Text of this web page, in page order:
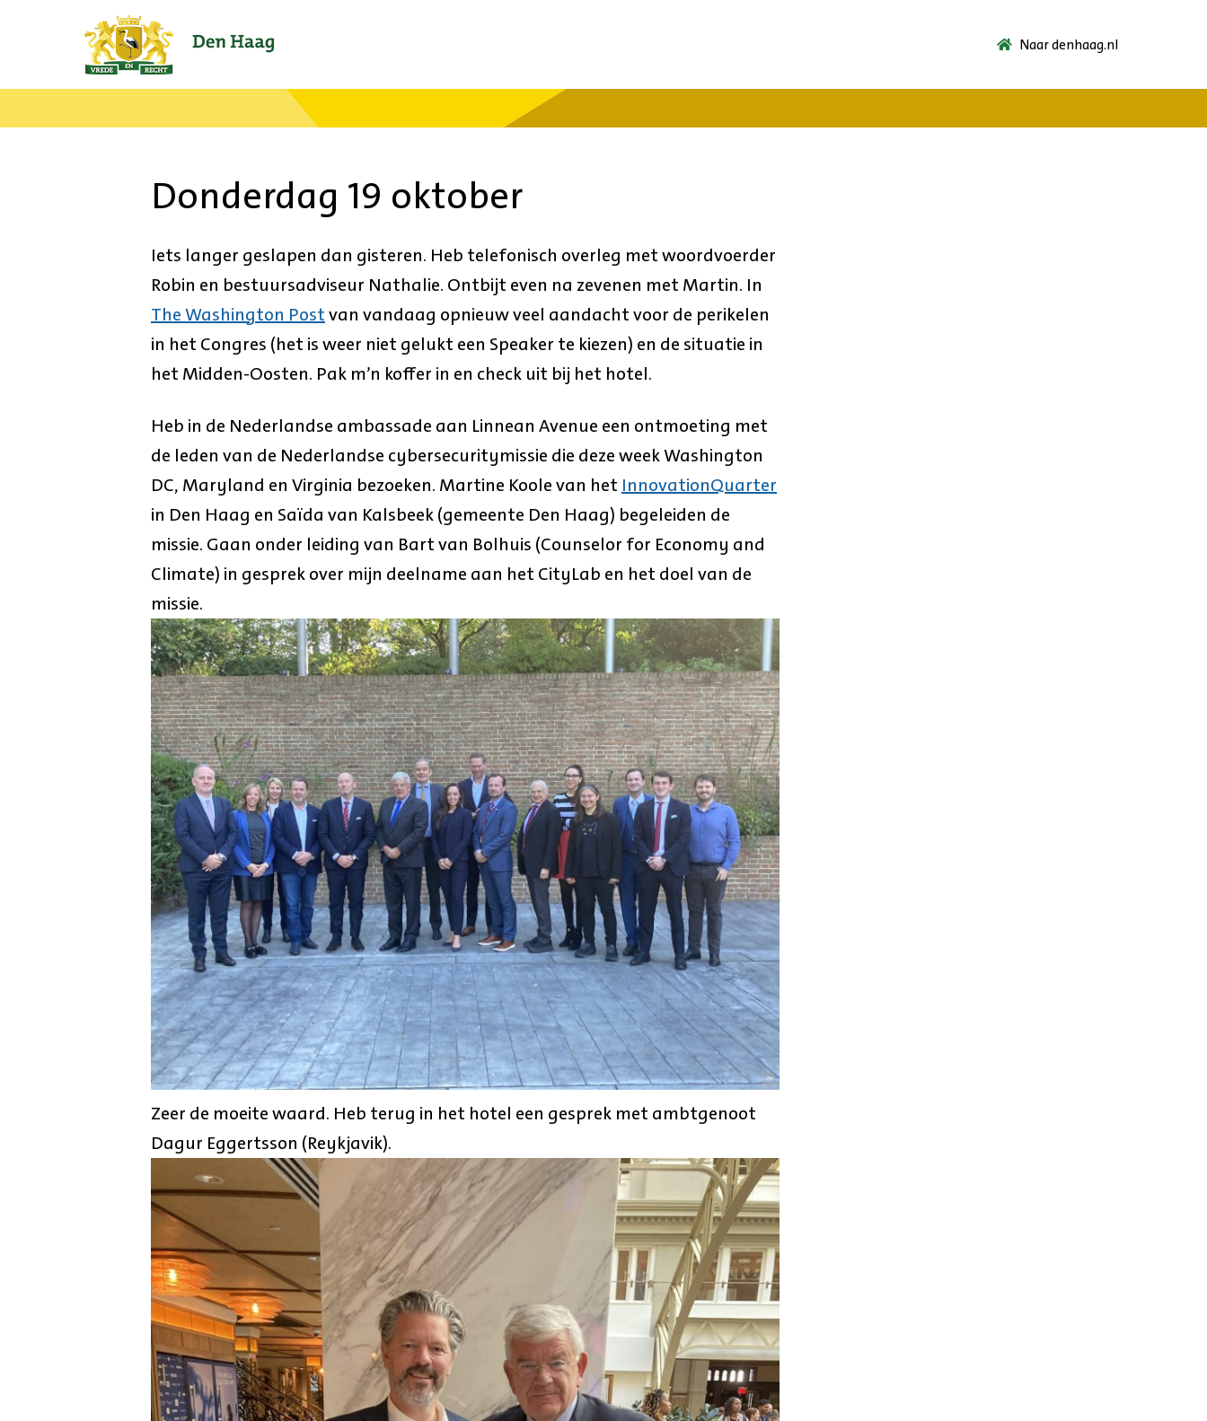
Ga
naar
de
Naar denhaag.nl
Donderdag 19 oktober
Iets langer geslapen dan gisteren. Heb telefonisch overleg met woordvoerder
Robin en bestuursadviseur Nathalie. Ontbijt even na zevenen met Martin. In
The Washington Postvan vandaag opnieuw veel aandacht voor de perikelen
in het Congres (het is weer niet gelukt een Speaker te kiezen) en de situatie in
het Midden-Oosten. Pak m’n koffer in en check uit bij het hotel.
Heb in de Nederlandse ambassade aan Linnean Avenue een ontmoeting met
de leden van de Nederlandse cybersecuritymissie die deze week Washington
DC, Maryland en Virginia bezoeken. Martine Koole van het InnovationQuarter
in Den Haag en Saïda van Kalsbeek (gemeente Den Haag) begeleiden de
missie. Gaan onder leiding van Bart van Bolhuis (Counselor for Economy and
Climate) in gesprek over mijn deelname aan het CityLab en het doel van de
missie.
Zeer de moeite waard. Heb terug in het hotel een gesprek met ambtgenoot
Dagur Eggertsson (Reykjavik).